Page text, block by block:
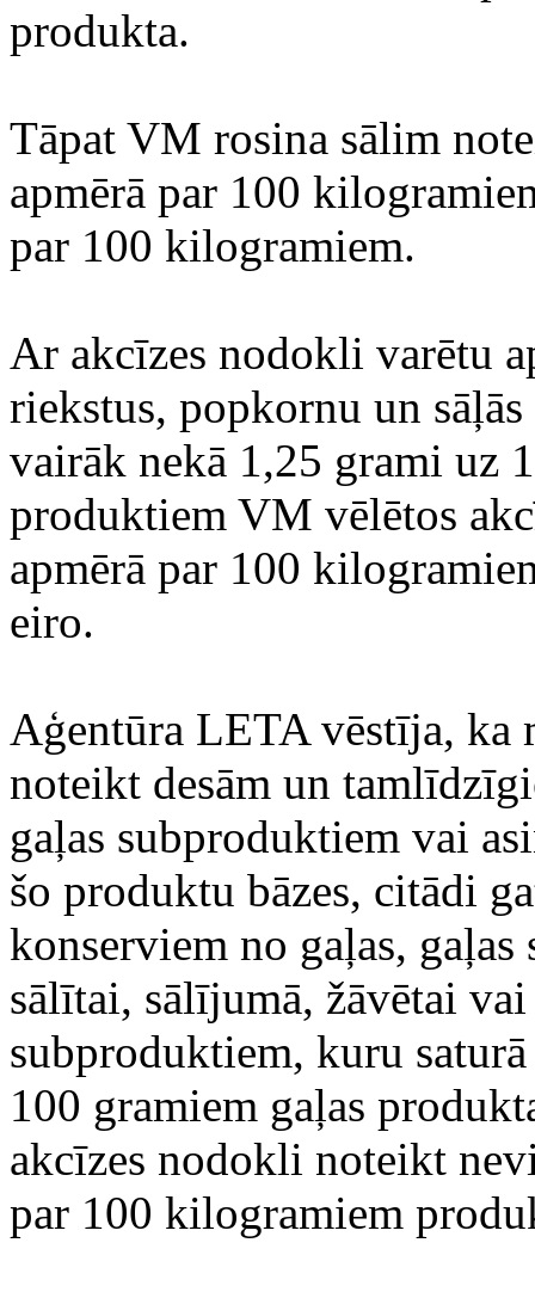
produkta.
Tāpat VM rosina sālim
apmērā par 100
par 100 kilogramiem.
Ar akcīzes nodokli varētu
riekstus, popkornu un
vairāk nekā 1,25 grami uz
produktiem VM vēlētos
apmērā par 100
eiro.
Aģentūra LETA vēstīja, ka
noteikt desām un
gaļas subproduktiem vai
šo produktu bāzes, citādi
konserviem no gaļas,
sālītai, sālījumā, žāvētai
subproduktiem, kuru
100 gramiem gaļas
akcīzes nodokli noteikt
par 100 kilogramiem